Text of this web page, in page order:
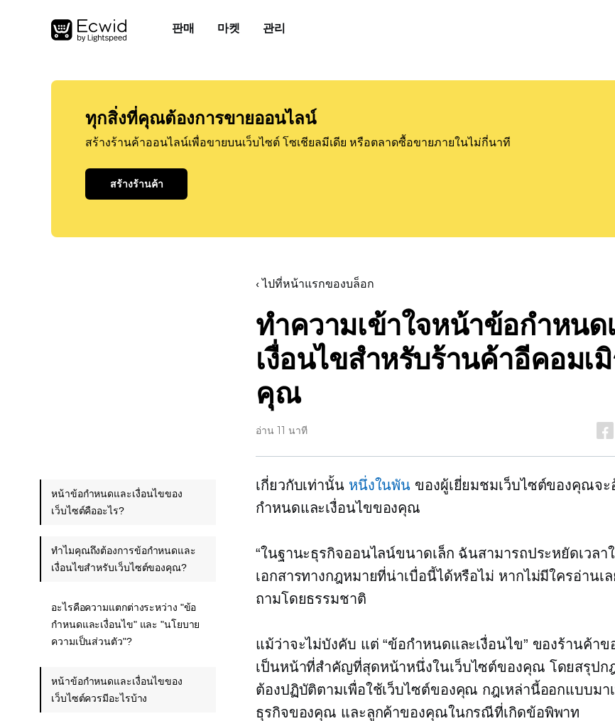
판매 마켓 관리
ทุกสิ่งที่คุณต้องการขายออนไลน์
สร้างร้านค้าออนไลน์เพื่อขายบนเว็บไซต์ โซเชียลมีเดีย หรือตลาดซื้อขายภายในไม่กี่นาที
สร้างร้านค้า
‹ ไปที่หน้าแรกของบล็อก
ทำความเข้าใจหน้าข้อกำหนด
เงื่อนไขสำหรับร้านค้าอีคอมเ
คุณ
อ่าน 11 นาที
เกี่ยวกับเท่านั้น หนึ่งในพัน ของผู้เยี่ยมชมเว็บไซต์ของคุณจะ
กำหนดและเงื่อนไขของคุณ
“ในฐานะธุรกิจออนไลน์ขนาดเล็ก ฉันสามารถประหยัดเวลา
เอกสารทางกฎหมายที่น่าเบื่อนี้ได้หรือไม่ หากไม่มีใครอ่านเ
ถามโดยธรรมชาติ
แม้ว่าจะไม่บังคับ แต่ “ข้อกำหนดและเงื่อนไข” ของร้านค้า
เป็นหน้าที่สำคัญที่สุดหน้าหนึ่งในเว็บไซต์ของคุณ โดยสรุปก
ต้องปฏิบัติตามเพื่อใช้เว็บไซต์ของคุณ กฎเหล่านี้ออกแบบม
ธุรกิจของคุณ และลูกค้าของคุณในกรณีที่เกิดข้อพิพาท
หน้าข้อกำหนดและเงื่อนไขของ
เว็บไซต์คืออะไร?
ทำไมคุณถึงต้องการข้อกำหนดและ
เงื่อนไขสำหรับเว็บไซต์ของคุณ?
อะไรคือความแตกต่างระหว่าง "ข้อ
กำหนดและเงื่อนไข" และ "นโยบาย
ความเป็นส่วนตัว"?
หน้าข้อกำหนดและเงื่อนไขของ
เว็บไซต์ควรมีอะไรบ้าง